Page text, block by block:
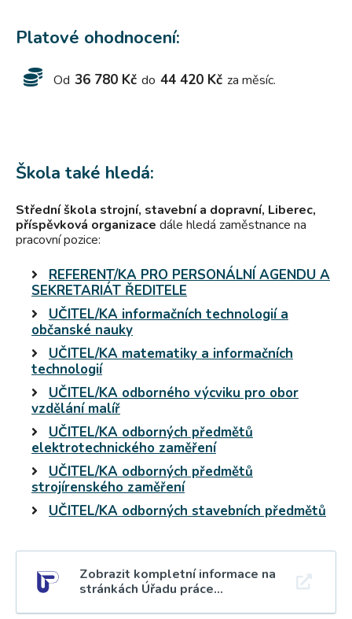
Platové ohodnocení:
Od 36 780 Kč do 44 420 Kč za měsíc.
Škola také hledá:
Střední škola strojní, stavební a dopravní, Liberec,
příspěvková organizace dále hledá zaměstnance na
pracovní pozice:
REFERENT/KA PRO PERSONÁLNÍ AGENDU A
SEKRETARIÁT ŘEDITELE
UČITEL/KA informačních technologií a
občanské nauky
UČITEL/KA matematiky a informačních
technologií
UČITEL/KA odborného výcviku pro obor
vzdělání malíř
UČITEL/KA odborných předmětů
elektrotechnického zaměření
UČITEL/KA odborných předmětů
strojírenského zaměření
UČITEL/KA odborných stavebních předmětů
Zobrazit kompletní informace na
stránkách Úřadu práce...